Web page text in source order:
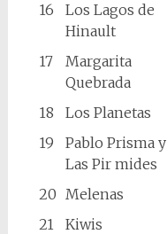
16
Los Lagos de
Hinault
17
Margarita
Quebrada
18 Los Planetas
19
Pablo Prisma y
Las Pir mides
20 Melenas
21
Kiwis